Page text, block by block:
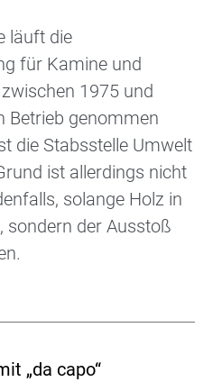
läuft die
für Kamine und
1975 und
Betrieb genommen
die Stabsstelle Umwelt
ist allerdings nicht
solange Holz in
sondern der Ausstoß
„da capo“